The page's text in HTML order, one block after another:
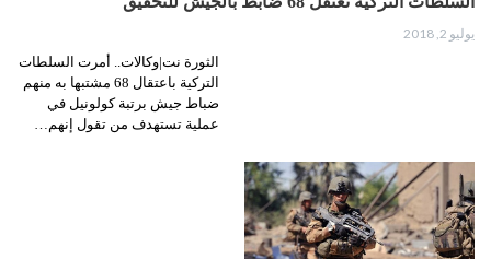
يوليو 2, 2018
الثورة نت|وكالات.. أمرت السلطات
التركية باعتقال 68 مشتبها به منهم
ضباط جيش برتبة كولونيل في
عملية تستهدف من تقول إنهم…